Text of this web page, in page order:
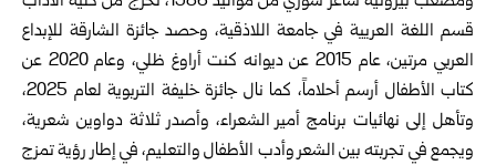
قسم اللغة العريية في جامعة اللاذقية، وحصد جائزة الشارقة للإبداع
العربي مرتين، عام 2015 عن ديوانه كنت أراوغ ظلي، وعام 2020 عن
كتاب الأطفال أرسم أحلاماً، كما نال جائزة خليفة التربوية لعام 2025،
وتأهل إلى نهائيات برنامج أمير الشعراء، وأصدر ثلاثة دواوين شعرية،
ويجمع في تجربته بين الشعر وأدب الأطفال والتعليم، في إطار رؤية تمزج